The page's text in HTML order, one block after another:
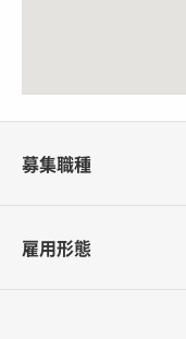
募集職種
雇用形態